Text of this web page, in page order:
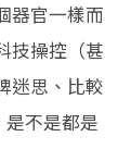
器官一樣而
技操控（甚
迷思、比較
不是都是